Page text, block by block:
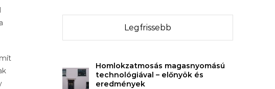
Legfrissebb
Homlokzatmosás magasnyomású
technológiával – előnyök és
eredmények